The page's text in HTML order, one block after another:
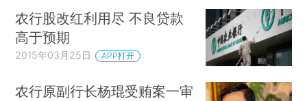
农行股改红利用尽 不良贷款
高于预期
2015年03月25日 APP打开
农行原副行长杨琨受贿案一审